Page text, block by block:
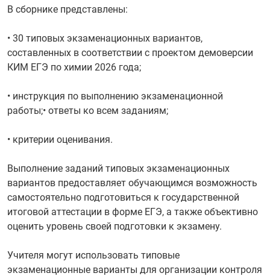
В сборнике представлены:
• 30 типовых экзаменационных вариантов,
составленных в соответствии с проектом демоверсии
КИМ ЕГЭ по химии 2026 года;
• инструкция по выполнению экзаменационной
работы;• ответы ко всем заданиям;
• критерии оценивания.
Выполнение заданий типовых экзаменационных
вариантов предоставляет обучающимся возможность
самостоятельно подготовиться к государственной
итоговой аттестации в форме ЕГЭ, а также объективно
оценить уровень своей подготовки к экзамену.
Учителя могут использовать типовые
экзаменационные варианты для организации контроля